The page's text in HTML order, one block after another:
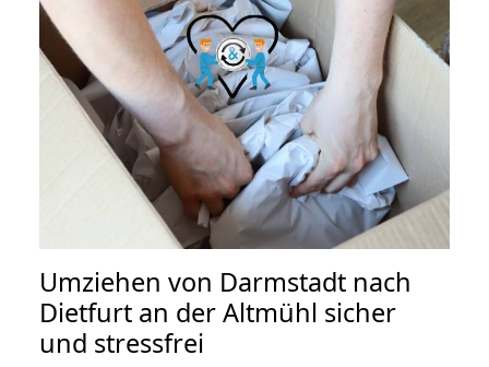
Umziehen von Darmstadt nach
Dietfurt an der Altmühl sicher
und stressfrei